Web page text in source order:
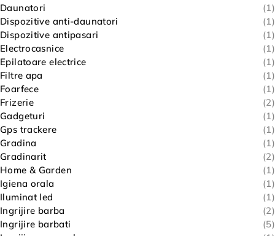
Daunatori
(1)
Dispozitive anti-daunatori
(1)
Dispozitive antipasari
(1)
Electrocasnice
(1)
Epilatoare electrice
(1)
Filtre apa
(1)
Foarfece
(1)
Frizerie
(2)
Gadgeturi
(1)
Gps trackere
(1)
Gradina
(1)
Gradinarit
(2)
Home & Garden
(1)
Igiena orala
(1)
Iluminat led
(1)
Ingrijire barba
(2)
Ingrijire barbati
(5)